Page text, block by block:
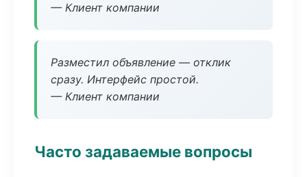
— Клиент компании
Разместил объявление — отклик
сразу. Интерфейс простой.
— Клиент компании
Часто задаваемые вопросы